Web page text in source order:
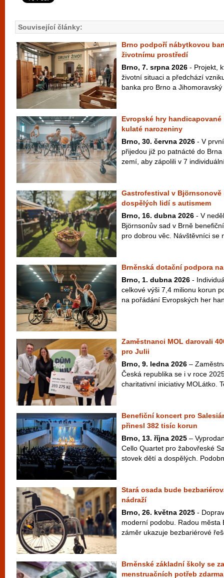
Související články:
Brno podpoří nábytkovou
životnímu prostředí
Brno, 7. srpna 2026 - Projekt,
životní situaci a předchází
banka pro Brno a
Evropské hry handicapované
kulaté narozeniny
Brno, 30. června 2026 - V
přijedou již po patnácté do
zemí, aby zápolili v 7
Gastrofestival v Björnsonově
dospělých lidí s autismem
Brno, 16. dubna 2026 - V
Björnsonův sad v Brně
pro dobrou věc. Návštěvníci se
Brněnská dotační podpora
Brno, 1. dubna 2026 -
celkové výši 7,4 milionu korun
na pořádání Evropských her
Zaměstnanci MOL darovali
pro Julii
Brno, 9. ledna 2026 –
Česká republika se i v roce
charitativní iniciativy MOLátko.
Benefiční koncert pro
přinesl 382 tisíc korun
Brno, 13. října 2025 –
Cello Quartet pro žabovřeské
stovek dětí a dospělých.
Stará osada bude
nádraží
Brno, 26. května 2025 -
moderní podobu. Radou města
záměr ukazuje bezbariérové
Brněnské základní školy se
menstruačních potřeb zdarma